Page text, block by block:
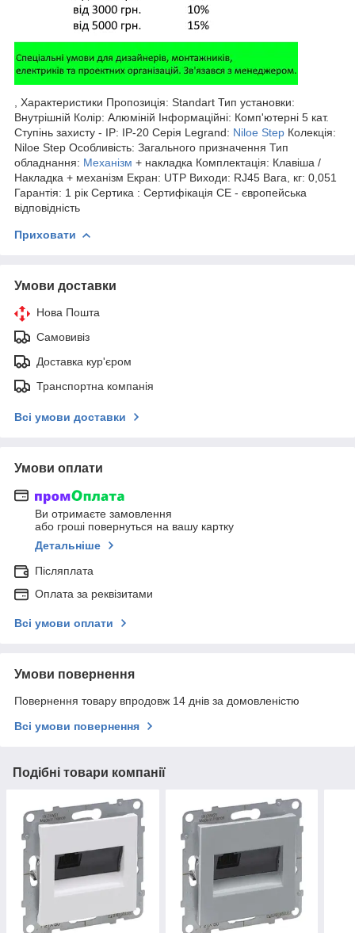
, Характеристики Пропозиція: Standart Тип установки:
Внутрішній Колір: Алюміній Інформаційні: Комп'ютерні 5 кат.
Ступінь захисту - IP: IP-20 Серія Legrand: Niloe Step Колекція:
Niloe Step Особливість: Загального призначення Тип
обладнання: Механізм + накладка Комплектація: Клавіша /
Накладка + механізм Екран: UTP Виходи: RJ45 Вага, кг: 0,051
Гарантія: 1 рік Сертика : Сертифікація CE - європейська
відповідність
Приховати
Умови доставки
Нова Пошта
Самовивіз
Доставка кур'єром
Транспортна компанія
Всі умови доставки
Умови оплати
Ви отримаєте замовлення
або гроші повернуться на вашу картку
Детальніше
Післяплата
Оплата за реквізитами
Всі умови оплати
Умови повернення
Повернення товару впродовж 14 днів за домовленістю
Всі умови повернення
Подібні товари компанії